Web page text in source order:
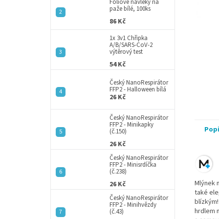
paže bílé, 100ks
86 Kč
1x 3v1 Chřipka
A/B/SARS-CoV-2
výtěrový test
54 Kč
Český NanoRespirátor
FFP2 - Halloween bílá
26 Kč
Český NanoRespirátor
FFP2 - Minikapky
(č.150)
26 Kč
Český NanoRespirátor
FFP2 - Minisrdíčka
(č.238)
26 Kč
Český NanoRespirátor
FFP2 - Minihvězdy
(č.43)
Mlýnek
také
hrdlem